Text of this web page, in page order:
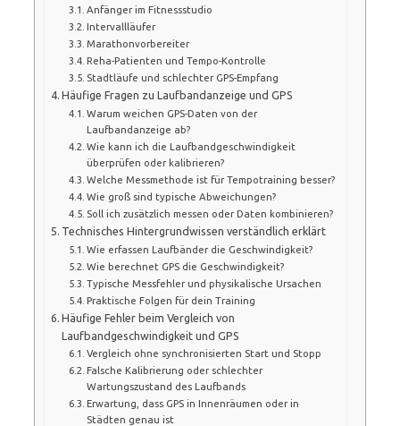
Anfänger im Fitnessstudio
Intervallläufer
Marathonvorbereiter
Reha-Patienten und Tempo-Kontrolle
Stadtläufe und schlechter GPS-Empfang
Häufige Fragen zu Laufbandanzeige und GPS
Warum weichen GPS-Daten von der
Laufbandanzeige ab?
Wie kann ich die Laufbandgeschwindigkeit
überprüfen oder kalibrieren?
Welche Messmethode ist für Tempotraining besser?
Wie groß sind typische Abweichungen?
Soll ich zusätzlich messen oder Daten kombinieren?
Technisches Hintergrundwissen verständlich erklärt
Wie erfassen Laufbänder die Geschwindigkeit?
Wie berechnet GPS die Geschwindigkeit?
Typische Messfehler und physikalische Ursachen
Praktische Folgen für dein Training
Häufige Fehler beim Vergleich von
Laufbandgeschwindigkeit und GPS
Vergleich ohne synchronisierten Start und Stopp
Falsche Kalibrierung oder schlechter
Wartungszustand des Laufbands
Erwartung, dass GPS in Innenräumen oder in
Städten genau ist